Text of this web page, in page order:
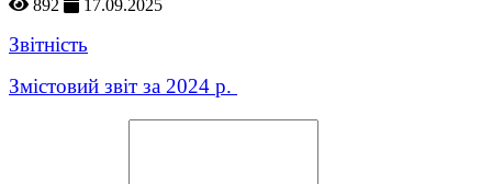
892
17.09.2025
Звітність
Змістовий звіт за 2024 р.